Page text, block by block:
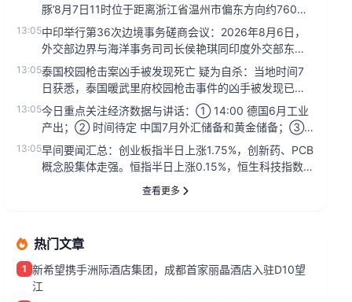
豚’8月7日11时位于距离浙江省温州市偏东方向约760公
里的洋面上，中...
13:05中印举行第36次边境事务磋商会议：2026年8月6日，
外交部边界与海洋事务司司长侯艳琪同印度外交部东亚
司联秘高士在印度新...
13:05泰国校园枪击案凶手被发现死亡 疑为自杀：当地时间7
日获悉，泰国暖武里府校园枪击事件的凶手被发现已死
亡，可能为自杀。...
13:05今日重点关注经济数据与讲话：① 14:00 德国6月工业
产出；② 时间待定 中国7月外汇储备和黄金储备；③
20:30 ...
13:05早间要闻汇总：创业板指半日上涨1.75%，创新药、PCB
概念股集体走强。恒指半日上涨0.15%，恒生科技指数
查看更多
热门文章
1 新希望携手洲际酒店集团，成都首家丽晶酒店入驻D10望
江